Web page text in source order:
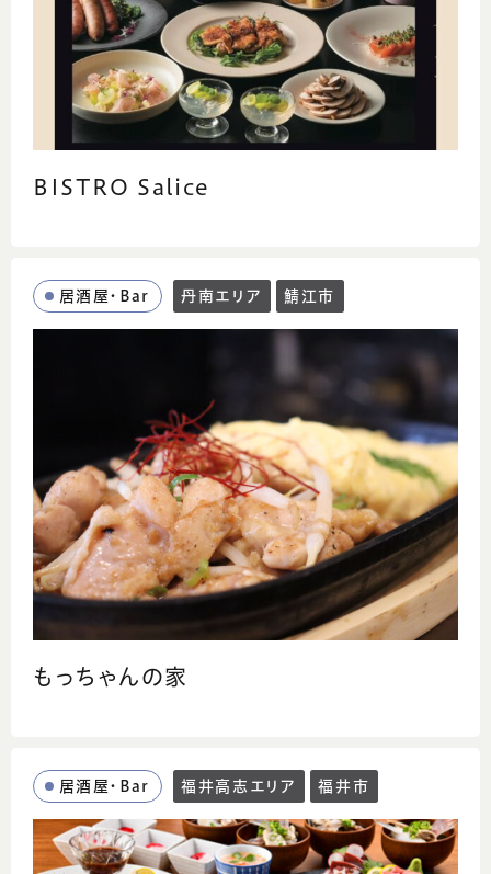
BISTRO Salice
居酒屋・Bar 丹南エリア 鯖江市
もっちゃんの家
居酒屋・Bar 福井高志エリア 福井市